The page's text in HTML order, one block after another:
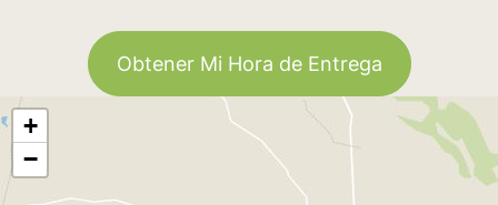
Obtener Mi Hora de Entrega
+
−